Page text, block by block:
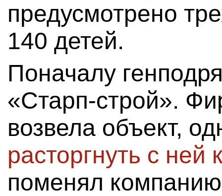
предусмотрено
140 детей.
Поначалу
«Старп-строй».
возвела объект,
расторгнуть с ней
поменял